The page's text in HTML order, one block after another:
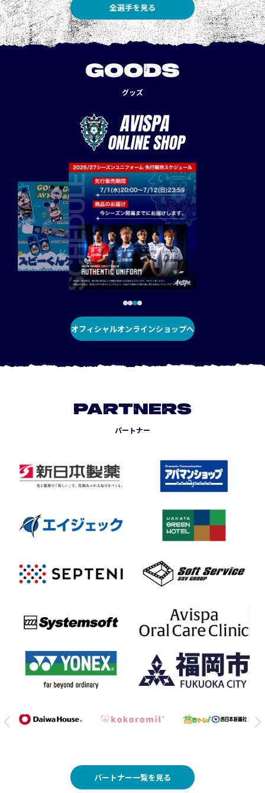
全選手を見る
GOODS
グッズ
オフィシャルオンラインショップへ
PARTNERS
パートナー
パートナー一覧を見る